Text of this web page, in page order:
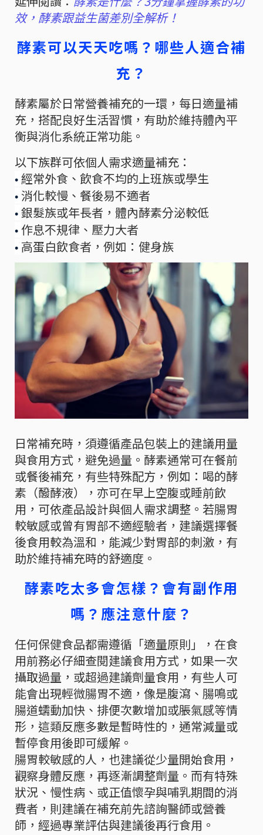
效，酵素跟益生菌差別全解析！
酵素可以天天吃嗎？哪些人適合補
充？
酵素屬於日常營養補充的一環，每日適量補
充，搭配良好生活習慣，有助於維持體內平
衡與消化系統正常功能。
以下族群可依個人需求適量補充：
• 經常外食、飲食不均的上班族或學生
• 消化較慢、餐後易不適者
• 銀髮族或年長者，體內酵素分泌較低
• 作息不規律、壓力大者
• 高蛋白飲食者，例如：健身族
日常補充時，須遵循產品包裝上的建議用量
與食用方式，避免過量。酵素通常可在餐前
或餐後補充，有些特殊配方，例如：喝的酵
素（醱酵液），亦可在早上空腹或睡前飲
用，可依產品設計與個人需求調整。若腸胃
較敏感或曾有胃部不適經驗者，建議選擇餐
後食用較為溫和，能減少對胃部的刺激，有
助於維持補充時的舒適度。
酵素吃太多會怎樣？會有副作用
嗎？應注意什麼？
任何保健食品都需遵循「適量原則」，在食
用前務必仔細查閱建議食用方式，如果一次
攝取過量，或超過建議劑量食用，有些人可
能會出現輕微腸胃不適，像是腹瀉、腸鳴或
腸道蠕動加快、排便次數增加或脹氣感等情
形，這類反應多數是暫時性的，通常減量或
暫停食用後即可緩解。
腸胃較敏感的人，也建議從少量開始食用，
觀察身體反應，再逐漸調整劑量。而有特殊
狀況、慢性病、或正值懷孕與哺乳期間的消
費者，則建議在補充前先諮詢醫師或營養
師，經過專業評估與建議後再行食用。